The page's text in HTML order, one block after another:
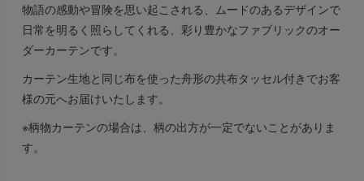
物語の感動や冒険を思い起こされる、ムードのあるデザインで
日常を明るく照らしてくれる、彩り豊かなファブリックのオー
ダーカーテンです。
カーテン生地と同じ布を使った舟形の共布タッセル付きでお客
様の元へお届けいたします。
※柄物カーテンの場合は、柄の出方が一定でないことがありま
す。